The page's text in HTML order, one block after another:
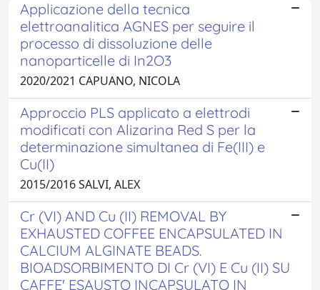
Applicazione della tecnica
elettroanalitica AGNES per seguire il
processo di dissoluzione delle
nanoparticelle di In2O3
2020/2021 CAPUANO, NICOLA
Approccio PLS applicato a elettrodi
modificati con Alizarina Red S per la
determinazione simultanea di Fe(III) e
Cu(II)
2015/2016 SALVI, ALEX
Cr (VI) AND Cu (II) REMOVAL BY
EXHAUSTED COFFEE ENCAPSULATED IN
CALCIUM ALGINATE BEADS.
BIOADSORBIMENTO DI Cr (VI) E Cu (II) SU
CAFFE' ESAUSTO INCAPSULATO IN